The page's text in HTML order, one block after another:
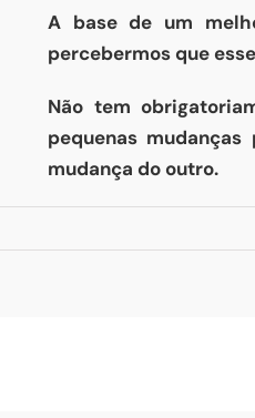
A base de um
percebermos que
Não tem
pequenas
mudança do outro.